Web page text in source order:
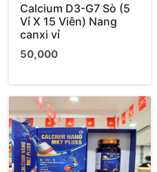
Calcium D3-G7 Sò (5
Vỉ X 15 Viên) Nang
canxi vỉ
50,000